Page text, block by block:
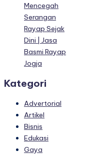
Mencegah
Serangan
Rayap Sejak
Dini | Jasa
Basmi Rayap
Jogja
Kategori
Advertorial
Artikel
Bisnis
Edukasi
Gaya